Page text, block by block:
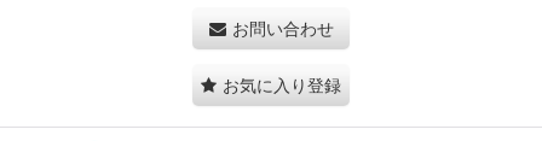
お問い合わせ
お気に入り登録